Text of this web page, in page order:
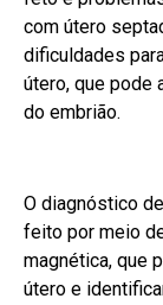
com útero
dificuldades
útero, que pode
do embrião.
O diagnóstico
feito por meio
magnética, que
útero e